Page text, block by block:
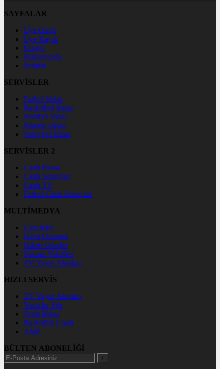
SAYFALAR
Üye Girişi
Üye Kaydı
Künye
Hakkımızda
İletişim
SERVİSLER
Futbol İddaa
Basketbol İddaa
Hentbol İddaa
Bilardo İddaa
Voleybol İddaa
SERVİSLER 2
Canlı Borsa
Canlı Sonuçlar
Canlı TV
Futbol Canlı Sonuçlar
MULTİMEDYA
Gazeteler
Hava Durumu
Haber Gönder
Namaz Vakitleri
TV Yayın Akışları
HIZLI SERVİS
TV Yayın Akışları
Yazarlar Site
Tenis İddaa
Basketbol Canlı
AMP
BÜLTEN ABONELİĞİ
+